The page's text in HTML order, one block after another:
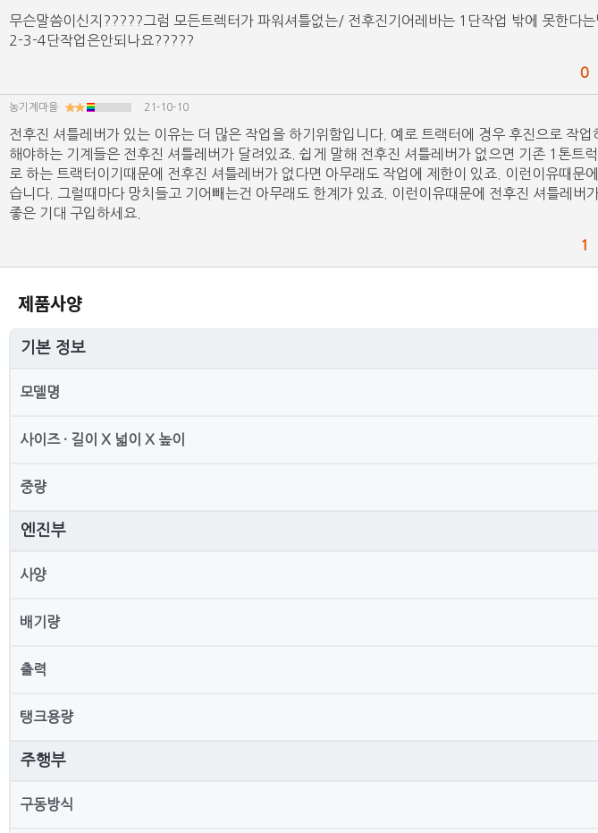
무슨말씀이신지?????그럼 모든트렉터가 파워셔틀없는/ 전후진기어레바는 1단작업 밖에 못한다
2-3-4단작업은안되나요?????
0
농기계마을 21-10-10
전후진 셔틀레버가 있는 이유는 더 많은 작업을 하기위함입니다. 예로 트랙터에 경우 후진으로 작
해야하는 기계들은 전후진 셔틀레버가 달려있죠. 쉽게 말해 전후진 셔틀레버가 없으면 기존 1톤
로 하는 트랙터이기때문에 전후진 셔틀레버가 없다면 아무래도 작업에 제한이 있죠. 이런이유때
습니다. 그럴때마다 망치들고 기어빼는건 아무래도 한계가 있죠. 이런이유때문에 전후진 셔틀레
좋은 기대 구입하세요.
1
제품사양
기본 정보
모델명
사이즈 · 길이 X 넓이 X 높이
중량
엔진부
사양
배기량
출력
탱크용량
주행부
구동방식